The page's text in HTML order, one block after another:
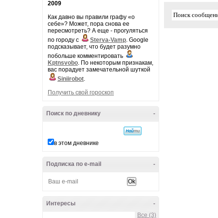
2009
Как давно вы правили графу «о
себе»? Может, пора снова ее
пересмотреть? А еще - прогуляться
по городу с
Sterva-Vamp. Google
подсказывает, что будет разумно
побольше комментировать
Kptnsvobo. По некоторым признакам,
вас порадует замечательной шуткой
Siniirobot.
Получить свой гороскоп
-
Поиск по дневнику
в этом дневнике
-
Подписка по e-mail
-
Интересы
Все (3)